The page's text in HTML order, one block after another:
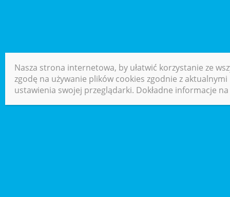
Nasza strona internetowa, by ułatwić korzystanie ze
zgodę na używanie plików cookies zgodnie z
ustawienia swojej przeglądarki. Dokładne informacje